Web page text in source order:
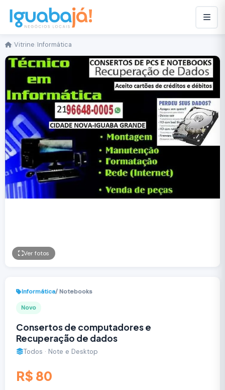
Vitrine Informática
Ver fotos
Informática/ Notebooks
Novo
Consertos de computadores e
Recuperação de dados
Todos · Note e Desktop
R$ 80